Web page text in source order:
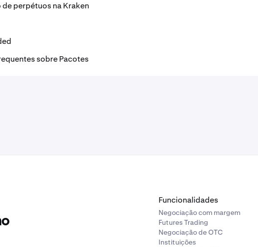
perpétuos na Kraken
sobre Pacotes
Funcionalidades
Negociação com margem
Futures Trading
Negociação de OTC
Instituições